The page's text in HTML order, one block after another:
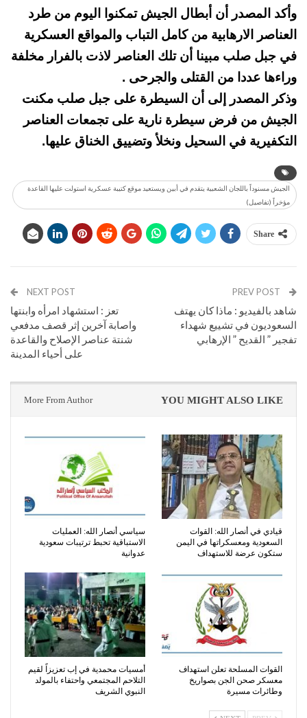
وأكد المصدر أن أبطال الجيش تمكنوا اليوم من طرد
العناصر الارهابية من كامل التباب والمواقع العسكرية
في جبل صلب مبينا أن تلك العناصر لاذت بالفرار مخلفة
وراءها عددا من القتلى والجرحى .
وذكر المصدر إلى أن السيطرة على جبل صلب مكنت
الجيش من فرض سيطرة نارية على تجمعات العناصر
التكفيرية في السحيل ونخلأ وتضييق الخناق عليها.
الجيش مسنوداً باللجان الشعبية يتقدم في أبين ويستعيد موقع كتيبة عسكرية استولت عليها القاعدة
مؤخراً (تفاصيل)
Share
شاهد بالفيديو : ماذا كان يهتف
السعوديون في تشييع شهداء
تفجير ” القديح ” الإرهابي
NEXT POST
تعز : استشهاد امرأه وابنتها
واصابة آخرين إثر قصف مدفعي
شنتة عناصر الإصلاح والقاعدة
على أحياء المدينة
YOU MIGHT ALSO LIKE
More From Author
قيادي في أنصار الله: القوات
السعودية ومعسكراتها في اليمن
ستكون عرضة للاستهداف
سياسي أنصار الله: العمليات
الاستباقية تحبط ترتيبات سعودية
عدوانية
القوات المسلحة تعلن استهداف
معسكر صحن الجن بصواريخ
وطائرات مسيرة
أمسيات محمدية في إب تعزيزاً لقيم
التلاحم المجتمعي واحتفاء بالمولد
النبوي الشريف